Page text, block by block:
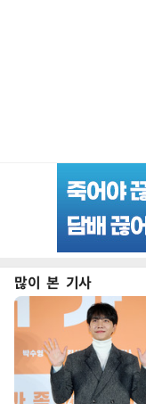
많이 본 기사